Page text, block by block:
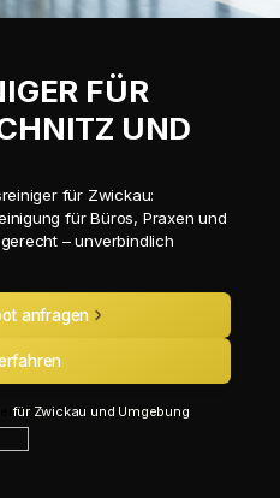
FÜR
UND
für Zwickau:
für Büros, Praxen und
– unverbindlich
anfragen
für Zwickau und Umgebung